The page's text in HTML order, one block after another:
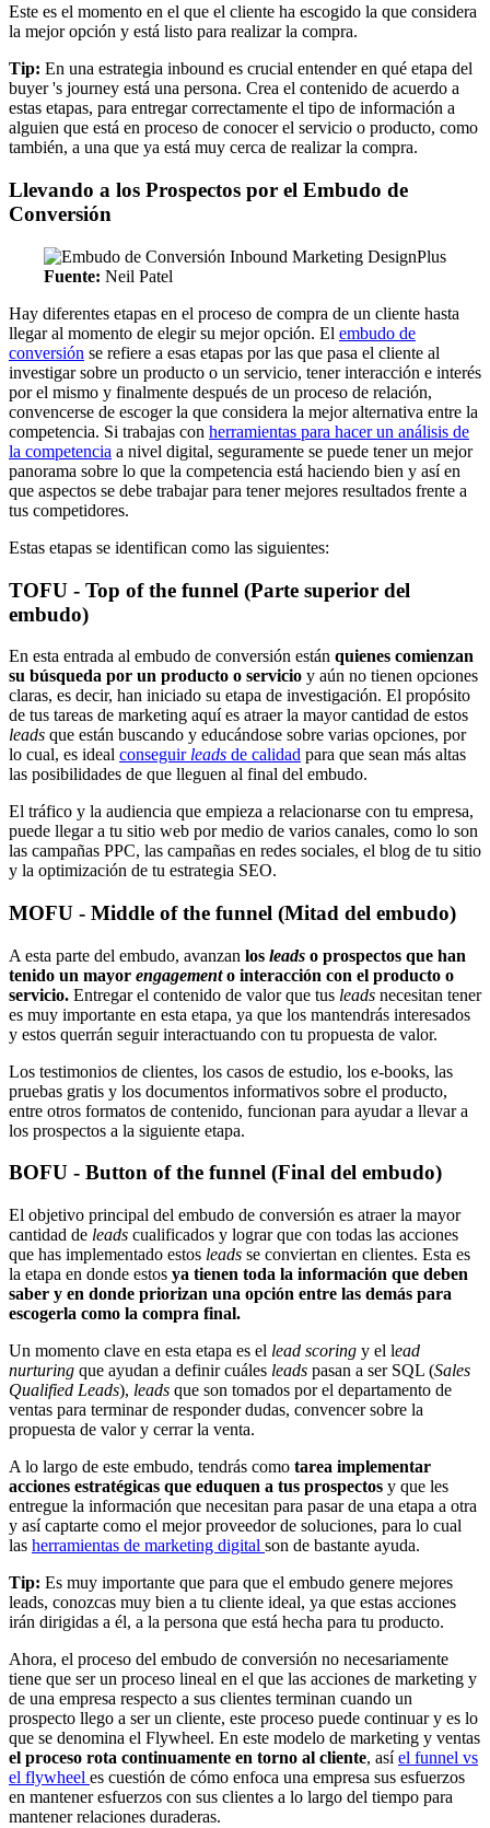
Este es el momento en el que el cliente ha escogido la que considera
la mejor opción y está listo para realizar la compra.
Tip: En una estrategia inbound es crucial entender en qué etapa del
buyer 's journey está una persona. Crea el contenido de acuerdo a
estas etapas, para entregar correctamente el tipo de información a
alguien que está en proceso de conocer el servicio o producto, como
también, a una que ya está muy cerca de realizar la compra.
Llevando a los Prospectos por el Embudo de
Conversión
Fuente: Neil Patel
Hay diferentes etapas en el proceso de compra de un cliente hasta
llegar al momento de elegir su mejor opción. El embudo de
conversión se refiere a esas etapas por las que pasa el cliente al
investigar sobre un producto o un servicio, tener interacción e interés
por el mismo y finalmente después de un proceso de relación,
convencerse de escoger la que considera la mejor alternativa entre la
competencia. Si trabajas con herramientas para hacer un análisis de
la competencia a nivel digital, seguramente se puede tener un mejor
panorama sobre lo que la competencia está haciendo bien y así en
que aspectos se debe trabajar para tener mejores resultados frente a
tus competidores.
Estas etapas se identifican como las siguientes:
TOFU - Top of the funnel (Parte superior del
embudo)
En esta entrada al embudo de conversión están quienes comienzan
su búsqueda por un producto o servicio y aún no tienen opciones
claras, es decir, han iniciado su etapa de investigación. El propósito
de tus tareas de marketing aquí es atraer la mayor cantidad de estos
leads que están buscando y educándose sobre varias opciones, por
lo cual, es ideal conseguir leads de calidad para que sean más altas
las posibilidades de que lleguen al final del embudo.
El tráfico y la audiencia que empieza a relacionarse con tu empresa,
puede llegar a tu sitio web por medio de varios canales, como lo son
las campañas PPC, las campañas en redes sociales, el blog de tu sitio
y la optimización de tu estrategia SEO.
MOFU - Middle of the funnel (Mitad del embudo)
A esta parte del embudo, avanzan los leads o prospectos que han
tenido un mayor engagemento interacción con el producto o
servicio. Entregar el contenido de valor que tus leads necesitan tener
es muy importante en esta etapa, ya que los mantendrás interesados
y estos querrán seguir interactuando con tu propuesta de valor.
Los testimonios de clientes, los casos de estudio, los e-books, las
pruebas gratis y los documentos informativos sobre el producto,
entre otros formatos de contenido, funcionan para ayudar a llevar a
los prospectos a la siguiente etapa.
BOFU - Button of the funnel (Final del embudo)
El objetivo principal del embudo de conversión es atraer la mayor
cantidad de leads cualificados y lograr que con todas las acciones
que has implementado estos leads se conviertan en clientes. Esta es
la etapa en donde estos ya tienen toda la información que deben
saber y en donde priorizan una opción entre las demás para
escogerla como la compra final.
Un momento clave en esta etapa es el lead scoring y el lead
nurturing que ayudan a definir cuáles leads pasan a ser SQL (Sales
Qualified Leads), leads que son tomados por el departamento de
ventas para terminar de responder dudas, convencer sobre la
propuesta de valor y cerrar la venta.
A lo largo de este embudo, tendrás como tarea implementar
acciones estratégicas que eduquen a tus prospectos y que les
entregue la información que necesitan para pasar de una etapa a otra
y así captarte como el mejor proveedor de soluciones, para lo cual
las herramientas de marketing digital son de bastante ayuda.
Tip: Es muy importante que para que el embudo genere mejores
leads, conozcas muy bien a tu cliente ideal, ya que estas acciones
irán dirigidas a él, a la persona que está hecha para tu producto.
Ahora, el proceso del embudo de conversión no necesariamente
tiene que ser un proceso lineal en el que las acciones de marketing y
de una empresa respecto a sus clientes terminan cuando un
prospecto llego a ser un cliente, este proceso puede continuar y es lo
que se denomina el Flywheel. En este modelo de marketing y ventas
el proceso rota continuamente en torno al cliente, asíel funnel vs
el flywheel es cuestión de cómo enfoca una empresa sus esfuerzos
en mantener esfuerzos con sus clientes a lo largo del tiempo para
mantener relaciones duraderas.